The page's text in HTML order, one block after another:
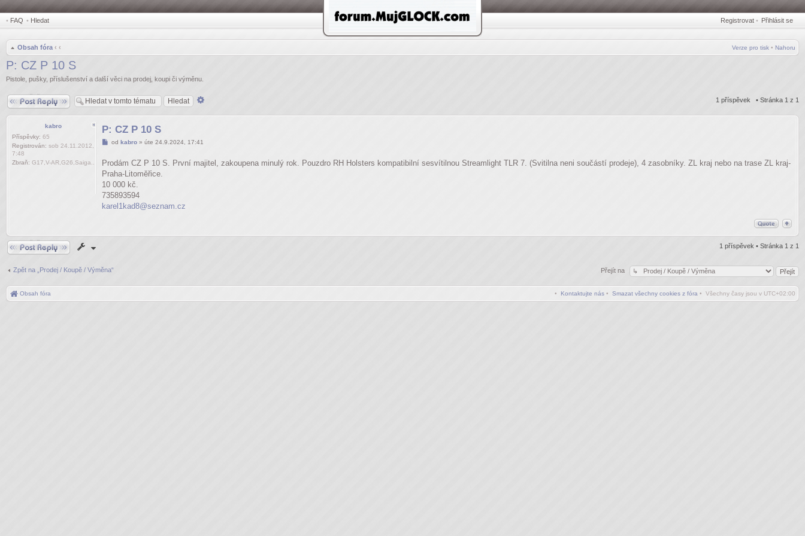
• FAQ • Hledat Registrovat • Přihlásit se
Obsah fóra ‹ ‹ Nahoru
Verze pro tisk •
P: CZ P 10 S
Pistole, pušky, příslušenství a další věci na prodej, koupi či výměnu.
Odpovědět 1 příspěvek • Stránka 1 z 1
kabro
Příspěvky: 65
Registrován: sob 24.11.2012,
7:48
Zbraň: G17,V-AR,G26,Saiga..
P: CZ P 10 S
Příspěvek
od kabro» úte 24.9.2024, 17:41
Prodám CZ P 10 S. První majitel, zakoupena minulý rok. Pouzdro RH Holsters kompatibilní sesvítilnou Streamlight TLR 7. (Svitilna neni součástí prodeje), 4 zasobníky. ZL kraj nebo na trase ZL kraj-
Praha-Litoměřice.
10 000 kč.
735893594
karel1kad8@seznam.cz
Odpovědět 1 příspěvek • Stránka 1 z 1
Zpět na „Prodej / Koupě / Výměna“ Přejít na
Obsah fóra • Všechny časy jsou v UTC+02:00
• Smazat všechny cookies z fóra
• Kontaktujte nás